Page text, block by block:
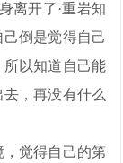
离开了·重岩知
倒是觉得自己
以知道自己能
，再没有什么
觉得自己的第